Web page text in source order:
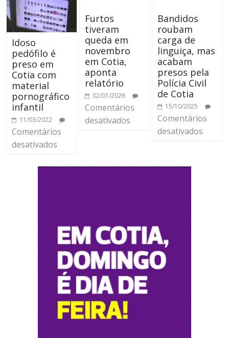
Idoso
pedófilo é
preso em
Cotia com
material
pornográfico
infantil
11/03/2022
Comentários
desativados
Furtos
tiveram
queda em
novembro
em Cotia,
aponta
relatório
02/01/2026
Comentários
desativados
Bandidos
roubam
carga de
linguiça, mas
acabam
presos pela
Polícia Civil
de Cotia
15/10/2025
Comentários
desativados